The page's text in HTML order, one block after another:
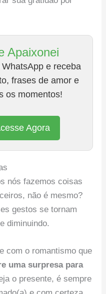
Apaixonei
e receba
frases de amor e
os momentos!
Agora
nós fazemos coisas
não é mesmo?
gestos se tornam
diminuindo.
com o romantismo que
uma surpresa para
o presente, é sempre